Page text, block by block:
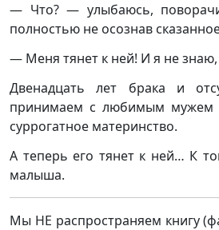
— Что? — улыбаюсь,
полностью не осознав
— Меня тянет к ней! И я не знаю,
Двенадцать лет брака и
принимаем с любимым
суррогатное материнство.
А теперь его тянет к ней… К
малыша.
Мы НЕ распространяем книгу